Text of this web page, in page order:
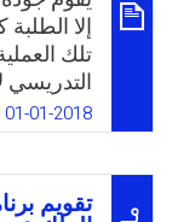
إلا
تلك
التدريسي
المستوى
مشكلة
التدريس
01-01-2018
تقويم